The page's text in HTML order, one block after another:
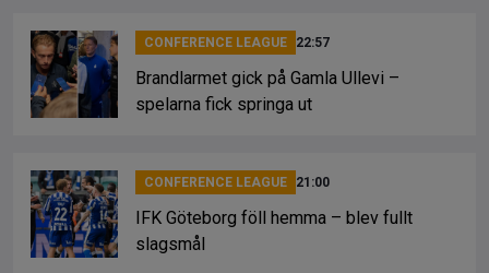
CONFERENCE LEAGUE 22:57
Brandlarmet gick på Gamla Ullevi –
spelarna fick springa ut
CONFERENCE LEAGUE 21:00
IFK Göteborg föll hemma – blev fullt
slagsmål